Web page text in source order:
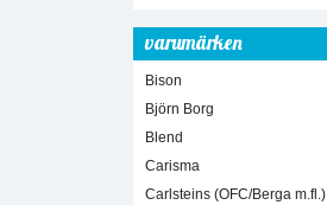
varumärken
Bison
Björn Borg
Blend
Carisma
Carlsteins (OFC/Berga m.fl.)